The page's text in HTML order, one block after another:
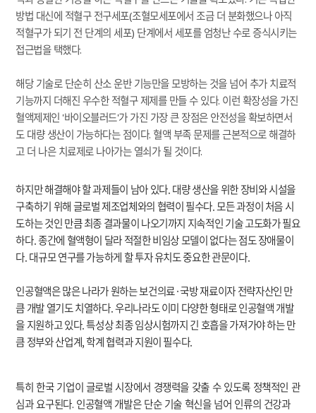
방법 대신에 적혈구 전구세포(조혈모세포에서 조금 더 분화했으나 아직
적혈구가 되기 전 단계의 세포) 단계에서 세포를 엄청난 수로 증식시키는
접근법을 택했다.
해당 기술로 단순히 산소 운반 기능만을 모방하는 것을 넘어 추가 치료적
기능까지 더해진 우수한 적혈구 제제를 만들 수 있다. 이런 확장성을 가진
혈액제제인 '바이오블러드'가 가진 가장 큰 장점은 안전성을 확보하면서
도 대량 생산이 가능하다는 점이다. 혈액 부족 문제를 근본적으로 해결하
고 더 나은 치료제로 나아가는 열쇠가 될 것이다.
하지만 해결해야 할 과제들이 남아 있다. 대량 생산을 위한 장비와 시설을
구축하기 위해 글로벌 제조업체와의 협력이 필수다. 모든 과정이 처음 시
도하는 것인 만큼 최종 결과물이 나오기까지 지속적인 기술 고도화가 필요
하다. 종간에 혈액형이 달라 적절한 비임상 모델이 없다는 점도 장애물이
다. 대규모 연구를 가능하게 할 투자 유치도 중요한 관문이다.
인공혈액은 많은 나라가 원하는 보건의료·국방 재료이자 전략자산인 만
큼 개발 열기도 치열하다. 우리나라도 이미 다양한 형태로 인공혈액 개발
을 지원하고 있다. 특성상 최종 임상시험까지 긴 호흡을 가져가야 하는 만
큼 정부와 산업계, 학계 협력과 지원이 필수다.
특히 한국 기업이 글로벌 시장에서 경쟁력을 갖출 수 있도록 정책적인 관
심과 요구된다. 인공혈액 개발은 단순 기술 혁신을 넘어 인류의 건강과